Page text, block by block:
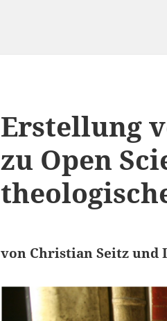
Erstellung
zu Open
von Christian Seitz und